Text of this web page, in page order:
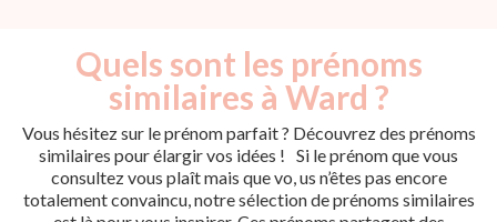
Quels sont les prénoms
similaires à Ward ?
Vous hésitez sur le prénom parfait ? Découvrez des prénoms
similaires pour élargir vos idées ! Si le prénom que vous
consultez vous plaît mais que vo, us n’êtes pas encore
totalement convaincu, notre sélection de prénoms similaires